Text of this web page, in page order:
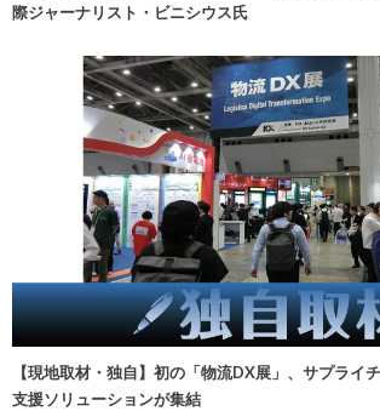
際ジャーナリスト・ビニシウス氏
【現地取材・独自】初の「物流DX展」、サプライ
支援ソリューションが集結